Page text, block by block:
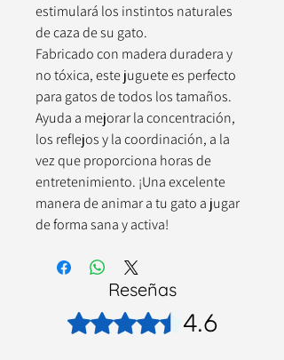
estimulará los instintos naturales
de caza de su gato.
Fabricado con madera duradera y
no tóxica, este juguete es perfecto
para gatos de todos los tamaños.
Ayuda a mejorar la concentración,
los reflejos y la coordinación, a la
vez que proporciona horas de
entretenimiento. ¡Una excelente
manera de animar a tu gato a jugar
de forma sana y activa!
Reseñas
Obtuvo 4,6 de 5 estrellas.
4.6